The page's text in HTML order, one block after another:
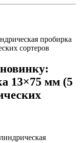
пробирка
сортеров
13×75 мм (5